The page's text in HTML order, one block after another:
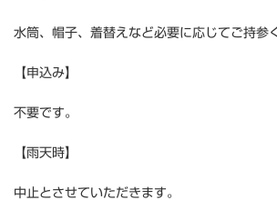
水筒、帽子、着替えなど必要に応じてご持参
【申込み】
不要です。
【雨天時】
中止とさせていただきます。